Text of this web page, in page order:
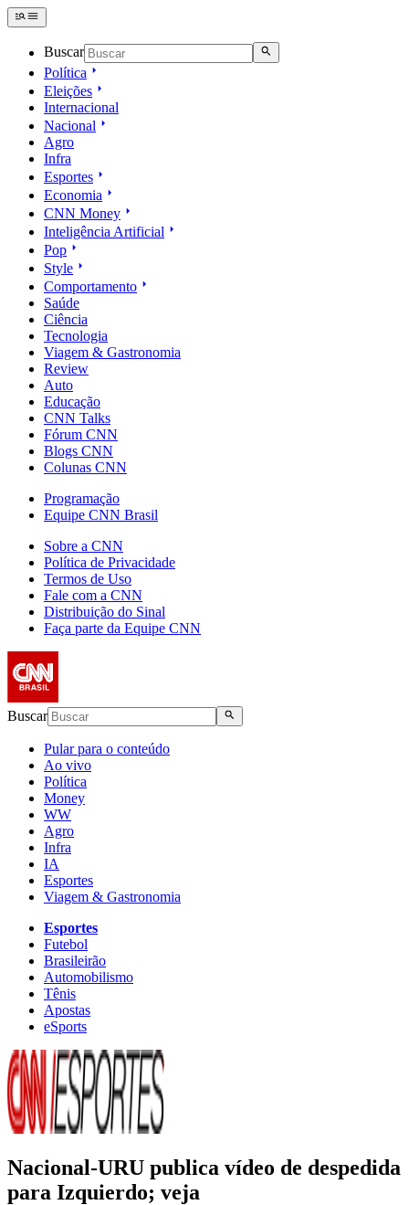
Buscar
Política
Eleições
Internacional
Nacional
Agro
Infra
Esportes
Economia
CNN Money
Inteligência Artificial
Pop
Style
Comportamento
Saúde
Ciência
Tecnologia
Viagem & Gastronomia
Review
Auto
Educação
CNN Talks
Fórum CNN
Blogs CNN
Colunas CNN
Programação
Equipe CNN Brasil
Sobre a CNN
Política de Privacidade
Termos de Uso
Fale com a CNN
Distribuição do Sinal
Faça parte da Equipe CNN
Buscar
Pular para o conteúdo
Ao vivo
Política
Money
WW
Agro
Infra
IA
Esportes
Viagem & Gastronomia
Esportes
Futebol
Brasileirão
Automobilismo
Tênis
Apostas
eSports
Nacional-URU publica vídeo de despedida
para Izquierdo; veja